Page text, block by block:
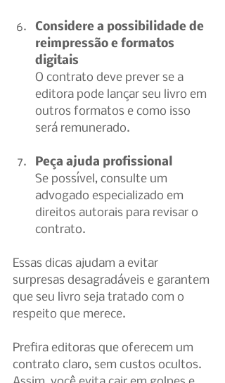
Considere a possibilidade de
reimpressão e formatos
digitais
O contrato deve prever se a
editora pode lançar seu livro em
outros formatos e como isso
será remunerado.
Peça ajuda profissional
Se possível, consulte um
advogado especializado em
direitos autorais para revisar o
contrato.
Essas dicas ajudam a evitar
surpresas desagradáveis e garantem
que seu livro seja tratado com o
respeito que merece.
Prefira editoras que oferecem um
contrato claro, sem custos ocultos.